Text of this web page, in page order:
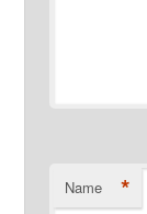
Name *